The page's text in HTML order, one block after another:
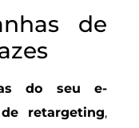
de
do seu e-
retargeting,